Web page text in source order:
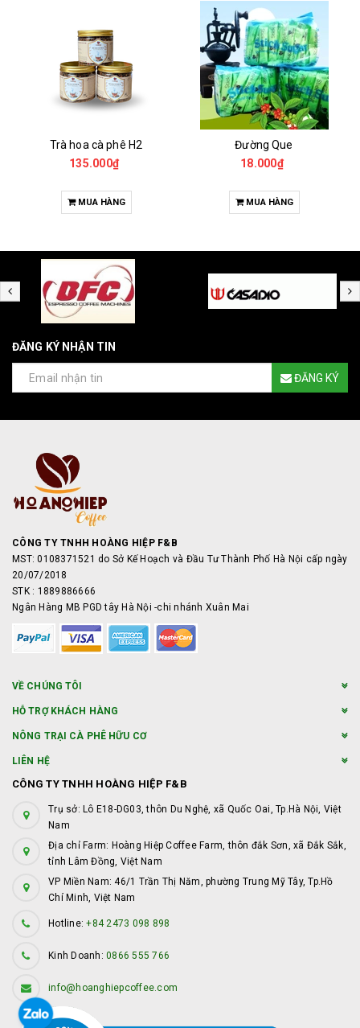
Trà hoa cà phê H2
135.000₫
MUA HÀNG
Đường Que
18.000₫
MUA HÀNG
ĐĂNG KÝ NHẬN TIN
ĐĂNG KÝ
CÔNG TY TNHH HOÀNG HIỆP F&B
MST: 0108371521 do Sở Kế Hoạch và Đầu Tư Thành Phố Hà Nội cấp ngày
20/07/2018
STK : 1889886666
Ngân Hàng MB PGD tây Hà Nội -chi nhánh Xuân Mai
VỀ CHÚNG TÔI
HỖ TRỢ KHÁCH HÀNG
NÔNG TRẠI CÀ PHÊ HỮU CƠ
LIÊN HỆ
CÔNG TY TNHH HOÀNG HIỆP F&B
Trụ sở: Lô E18-DG03, thôn Du Nghệ, xã Quốc Oai, Tp.Hà Nội, Việt
Nam
Địa chỉ Farm: Hoàng Hiệp Coffee Farm, thôn đắk Sơn, xã Đắk Sắk,
tỉnh Lâm Đồng, Việt Nam
VP Miền Nam: 46/1 Trần Thị Năm, phường Trung Mỹ Tây, Tp.Hồ
Chí Minh, Việt Nam
Hotline:+84 2473 098 898
Kinh Doanh: 0866 555 766
info@hoanghiepcoffee.com